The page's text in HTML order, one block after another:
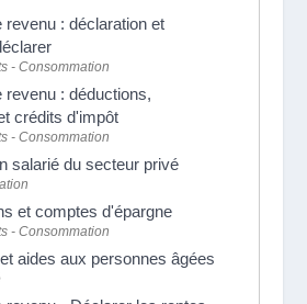
revenu : déclaration et
- Consommation
revenu : déductions,
crédits d'impôt
- Consommation
salarié du secteur privé
et comptes d'épargne
- Consommation
aides aux personnes âgées